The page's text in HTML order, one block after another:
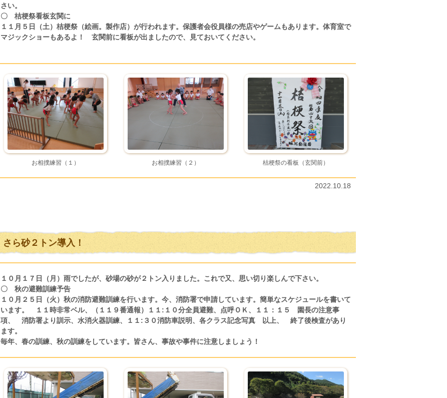
さい。
〇 桔梗祭看板玄関に
１１月５日（土）桔梗祭（絵画。製作店）が行われます。保護者会役員様の売店やゲームもあります。体育室で
マジックショーもあるよ！ 玄関前に看板が出ましたので、見ておいてください。
お相撲練習（１） お相撲練習（２） 桔梗祭の看板（玄関前）
2022.10.18
さら砂２トン導入！
１０月１７日（月）雨でしたが、砂場の砂が２トン入りました。これで又、思い切り楽しんで下さい。
〇 秋の避難訓練予告
１０月２５日（火）秋の消防避難訓練を行います。今、消防署で申請しています。簡単なスケジュールを書いて
います。 １１時非常ベル、（１１９番通報）１１:１０分全員避難、点呼ＯＫ、１１：１５ 園長の注意事
項、 消防署より訓示、水消火器訓練、１１:３０消防車説明、各クラス記念写真 以上、 終了後検査があり
ます。
毎年、春の訓練、秋の訓練をしています。皆さん、事故や事件に注意しましょう！